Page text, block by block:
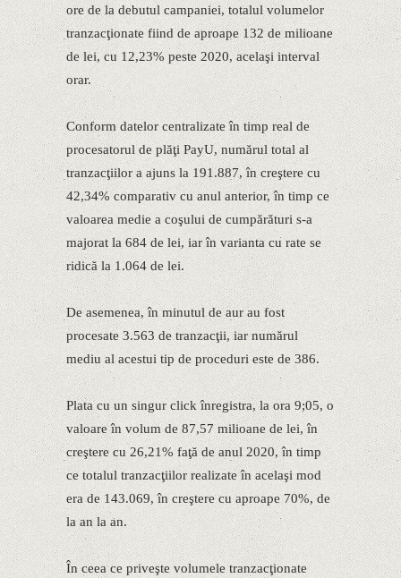
ore de la debutul campaniei, totalul volumelor
tranzacţionate fiind de aproape 132 de milioane
de lei, cu 12,23% peste 2020, acelaşi interval
orar.
Conform datelor centralizate în timp real de
procesatorul de plăţi PayU, numărul total al
tranzacţiilor a ajuns la 191.887, în creştere cu
42,34% comparativ cu anul anterior, în timp ce
valoarea medie a coşului de cumpărături s-a
majorat la 684 de lei, iar în varianta cu rate se
ridică la 1.064 de lei.
De asemenea, în minutul de aur au fost
procesate 3.563 de tranzacţii, iar numărul
mediu al acestui tip de proceduri este de 386.
Plata cu un singur click înregistra, la ora 9;05, o
valoare în volum de 87,57 milioane de lei, în
creştere cu 26,21% faţă de anul 2020, în timp
ce totalul tranzacţiilor realizate în acelaşi mod
era de 143.069, în creştere cu aproape 70%, de
la an la an.
În ceea ce priveşte volumele tranzacţionate